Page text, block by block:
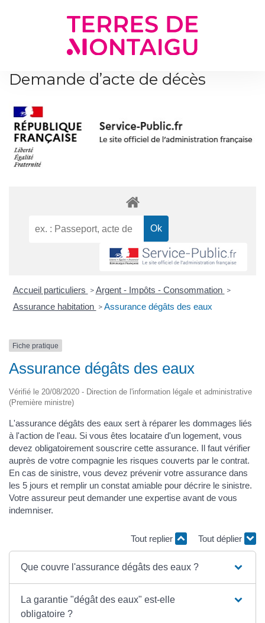
Demande d’acte de décès
Accueil particuliers > Argent - Impôts - Consommation >
Assurance habitation > Assurance dégâts des eaux
Fiche pratique
Assurance dégâts des eaux
Vérifié le 20/08/2020 - Direction de l'information légale et administrative
(Première ministre)
L'assurance dégâts des eaux sert à réparer les dommages liés
à l'action de l'eau. Si vous êtes locataire d'un logement, vous
devez obligatoirement souscrire cette assurance. Il faut vérifier
auprès de votre compagnie les risques couverts par le contrat.
En cas de sinistre, vous devez prévenir votre assurance dans
les 5 jours et remplir un constat amiable pour décrire le sinistre.
Votre assureur peut demander une expertise avant de vous
indemniser.
Tout replier Tout déplier
Que couvre l'assurance dégâts des eaux ?
La garantie "dégât des eaux" est-elle
obligatoire ?